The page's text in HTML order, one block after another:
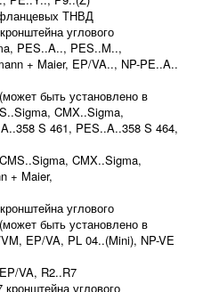
ТНВД
углового
PES..A.., PES..M..,
+ Maier, EP/VA.., NP-PE..A..
быть установлено в
CMX..Sigma,
S 461, PES..A..358 S 464,
CMX..Sigma,
+ Maier,
углового
быть установлено в
EP/VA, PL 04..(Mini), NP-VE
VA, R2..R7
углового